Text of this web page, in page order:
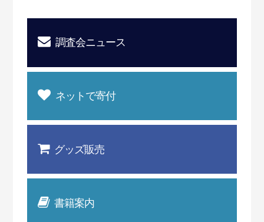
調査会ニュース
ネットで寄付
グッズ販売
書籍案内